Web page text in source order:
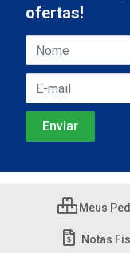
ofertas!
Meus
Notas